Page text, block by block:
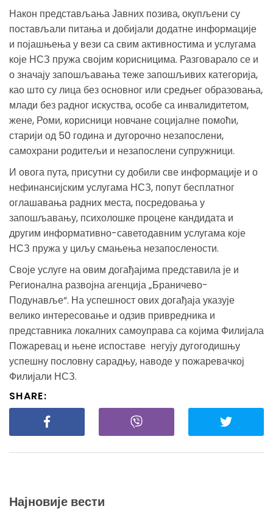
Након представљања Јавних позива, окупљени су
постављали питања и добијали додатне информације
и појашњења у вези са свим активностима и услугама
које НСЗ пружа својим корисницима. Разговарало се и
о значају запошљавања теже запошљивих категорија,
као што су лица без основног или средњег образовања,
млади без радног искуства, особе са инвалидитетом,
жене, Роми, корисници новчане социјалне помоћи,
старији од 50 година и дугорочно незапослени,
самохрани родитељи и незапослени супружници.
И овога пута, присутни су добили све информације и о
нефинансијским услугама НСЗ, попут бесплатног
оглашавања радних места, посредовања у
запошљавању, психолошке процене кандидата и
другим информативно-саветодавним услугама које
НСЗ пружа у циљу смањења незапослености.
Своје услуге на овим догађајима представила је и
Регионална развојна агенција „Браничево-
Подунавље“. На успешност ових догађаја указује
велико интересовање и одзив привредника и
представника локалних самоуправа са којима Филијала
Пожаревац и њене испоставе негују дугогодишњу
успешну пословну сарадњу, наводе у пожаревачкој
Филијали НСЗ.
SHARE:
Најновије вести